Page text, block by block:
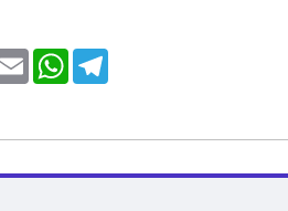
EmailWhatsApp